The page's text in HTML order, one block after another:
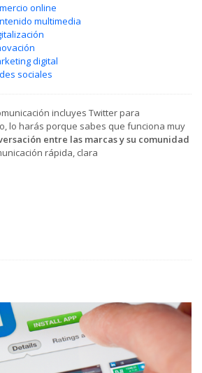
online
multimedia
digital
sociales
incluyes Twitter para
lo harás porque sabes que funciona muy
entre las marcas y su comunidad
rápida, clara